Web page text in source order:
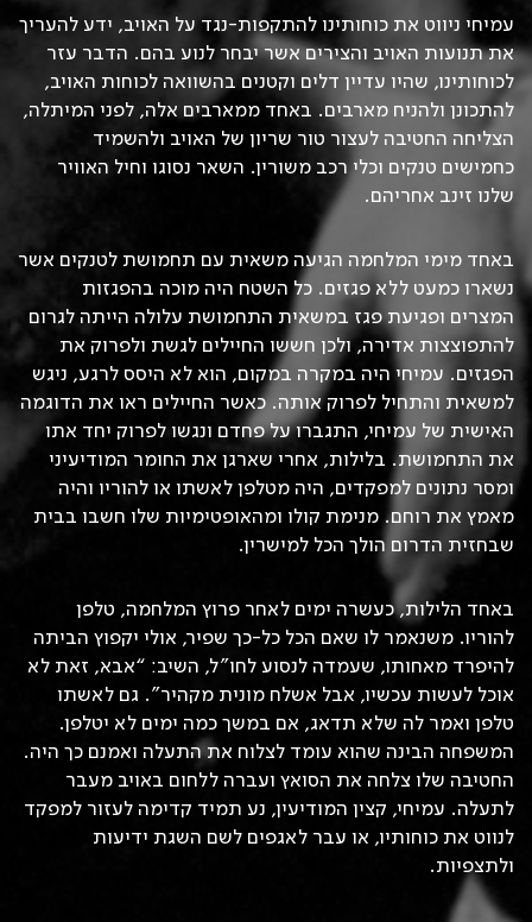
עמיחי ניווט את כוחותינו להתקפות-נגד על האויב, ידע להעריך
את תנועות האויב והצירים אשר יבחר לנוע בהם. הדבר עזר
לכוחותינו, שהיו עדיין דלים וקטנים בהשוואה לכוחות האויב,
להתכונן ולהניח מארבים. באחד ממארבים אלה, לפני המיתלה,
הצליחה החטיבה לעצור טור שריון של האויב ולהשמיד
כחמישים טנקים וכלי רכב משורין. השאר נסוגו וחיל האוויר
שלנו זינב אחריהם.
באחד מימי המלחמה הגיעה משאית עם תחמושת לטנקים אשר
נשארו כמעט ללא פגזים. כל השטח היה מוכה בהפגזות
המצרים ופגיעת פגז במשאית התחמושת עלולה הייתה לגרום
להתפוצצות אדירה, ולכן חששו החיילים לגשת ולפרוק את
הפגזים. עמיחי היה במקרה במקום, הוא לא היסס לרגע, ניגש
למשאית והתחיל לפרוק אותה. כאשר החיילים ראו את הדוגמה
האישית של עמיחי, התגברו על פחדם ונגשו לפרוק יחד אתו
את התחמושת. בלילות, אחרי שארגן את החומר המודיעיני
ומסר נתונים למפקדים, היה מטלפן לאשתו או להוריו והיה
מאמץ את רוחם. מנימת קולו ומהאופטימיות שלו חשבו בבית
שבחזית הדרום הולך הכל למישרין.
באחד הלילות, כעשרה ימים לאחר פרוץ המלחמה, טלפן
להוריו. משנאמר לו שאם הכל כל-כך שפיר, אולי יקפוץ הביתה
להיפרד מאחותו, שעמדה לנסוע לחו”ל, השיב: “אבא, זאת לא
אוכל לעשות עכשיו, אבל אשלח מונית מקהיר”. גם לאשתו
טלפן ואמר לה שלא תדאג, אם במשך כמה ימים לא יטלפן.
המשפחה הבינה שהוא עומד לצלוח את התעלה ואמנם כך היה.
החטיבה שלו צלחה את הסואץ ועברה ללחום באויב מעבר
לתעלה. עמיחי, קצין המודיעין, נע תמיד קדימה לעזור למפקד
לנווט את כוחותיו, או עבר לאגפים לשם השגת ידיעות
ולתצפיות.